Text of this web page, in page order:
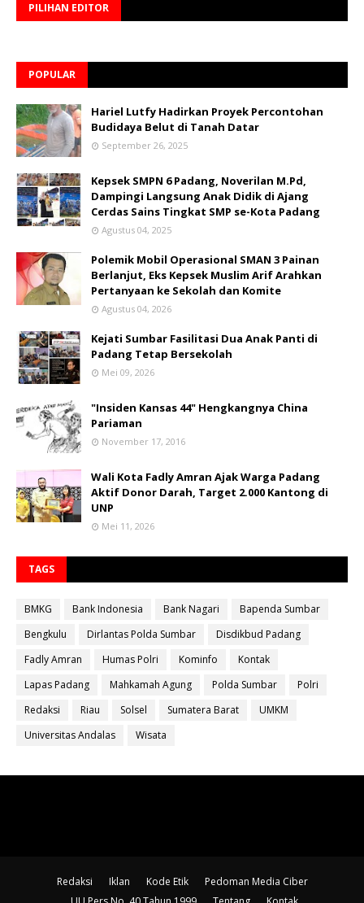
PILIHAN EDITOR
POPULAR
Hariel Lutfy Hadirkan Proyek Percontohan
Budidaya Belut di Tanah Datar
September 26, 2025
Kepsek SMPN 6 Padang, Noverilan M.Pd,
Dampingi Langsung Anak Didik di Ajang
Cerdas Sains Tingkat SMP se-Kota Padang
Agustus 04, 2025
Polemik Mobil Operasional SMAN 3 Painan
Berlanjut, Eks Kepsek Muslim Arif Arahkan
Pertanyaan ke Sekolah dan Komite
Agustus 04, 2026
Kejati Sumbar Fasilitasi Dua Anak Panti di
Padang Tetap Bersekolah
Mei 09, 2026
"Insiden Kansas 44" Hengkangnya China
Pariaman
November 17, 2016
Wali Kota Fadly Amran Ajak Warga Padang
Aktif Donor Darah, Target 2.000 Kantong di
UNP
Mei 11, 2026
TAGS
BMKG Bank Indonesia Bank Nagari
Bapenda Sumbar
Bengkulu
Dirlantas Polda Sumbar
Disdikbud Padang
Fadly Amran
Humas Polri Kominfo
Kontak
Lapas Padang
Mahkamah Agung Polda Sumbar
Polri
Redaksi
Riau Solsel Sumatera Barat
UMKM
Universitas Andalas
Wisata
Redaksi Iklan Kode Etik
Pedoman Media Ciber